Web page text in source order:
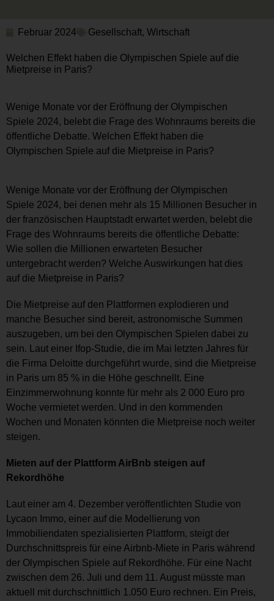
Februar 2024 Gesellschaft, Wirtschaft
Welchen Effekt haben die Olympischen Spiele auf die
Mietpreise in Paris?
Wenige Monate vor der Eröffnung der Olympischen
Spiele 2024, belebt die Frage des Wohnraums bereits die
öffentliche Debatte. Welchen Effekt haben die
Olympischen Spiele auf die Mietpreise in Paris?
Wenige Monate vor der Eröffnung der Olympischen
Spiele 2024, bei denen mehr als 15 Millionen Besucher in
der französischen Hauptstadt erwartet werden, belebt die
Frage des Wohnraums bereits die öffentliche Debatte:
Wie sollen die Millionen erwarteten Besucher
untergebracht werden? Welche Auswirkungen hat dies
auf die Mietpreise in Paris?
Die Mietpreise auf den Plattformen explodieren und
manche Besucher sind bereit, astronomische Summen
auszugeben, um bei den Olympischen Spielen dabei zu
sein. Laut einer Ifop-Studie, die im Mai letzten Jahres für
die Firma Deloitte durchgeführt wurde, sind die Mietpreise
in Paris um 85 % in die Höhe geschnellt. Eine
Einzimmerwohnung konnte für mehr als 2 000 Euro pro
Woche vermietet werden. Und in den kommenden
Wochen und Monaten könnten die Mietpreise noch weiter
steigen.
Mieten auf der Plattform AirBnb steigen auf
Rekordhöhe
Laut einer am 4. Dezember veröffentlichten Studie von
Lycaon Immo, einer auf die Modellierung von
Immobiliendaten spezialisierten Plattform, steigt der
Durchschnittspreis für eine Airbnb-Miete in Paris während
der Olympischen Spiele auf Rekordhöhe. Für eine Nacht
zwischen dem 26. Juli und dem 11. August müsste man
aktuell mit durchschnittlich 1.050 Euro rechnen. Ein Preis,